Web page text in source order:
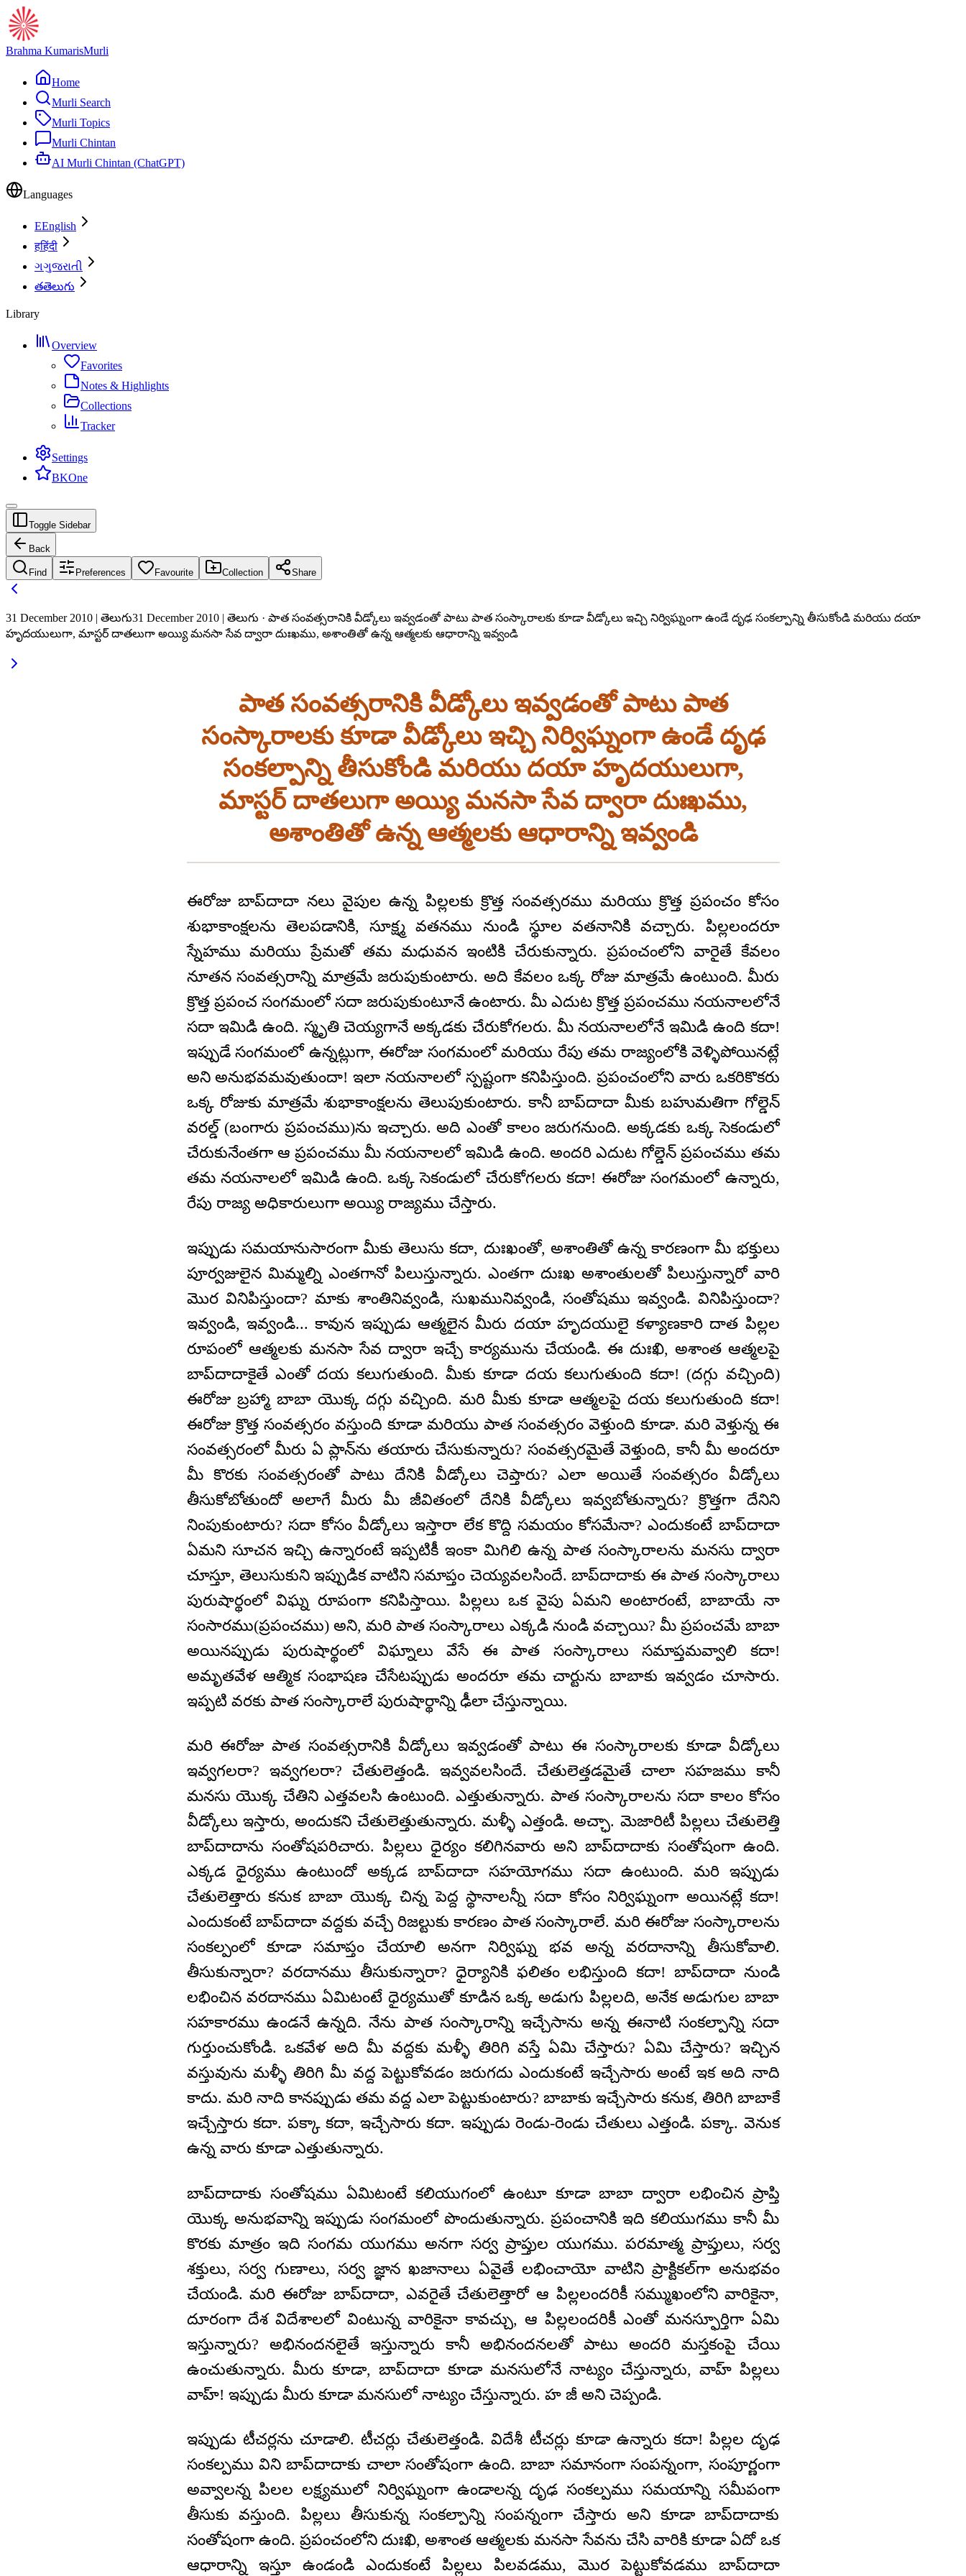
Brahma KumarisMurli
Home
Murli Search
Murli Topics
Murli Chintan
AI Murli Chintan (ChatGPT)
Languages
EEnglish
हहिंदी
ગગુજરાતી
తతెలుగు
Library
Overview
Favorites
Notes & Highlights
Collections
Tracker
Settings
BKOne
Toggle Sidebar
Back
Find Preferences Favourite Collection Share
31 December 2010 | తెలుగు31 December 2010 | తెలుగు · పాత సంవత్సరానికి వీడ్కోలు ఇవ్వడంతో పాటు పాత సంస్కారాలకు కూడా వీడ్కోలు ఇచ్చి నిర్విఘ్నంగా ఉండే దృఢ సంకల్పాన్ని తీసుకోండి మరియు దయా
హృదయులుగా, మాస్టర్‌ దాతలుగా అయ్యి మనసా సేవ ద్వారా దుఃఖము, అశాంతితో ఉన్న ఆత్మలకు ఆధారాన్ని ఇవ్వండి
పాత సంవత్సరానికి వీడ్కోలు ఇవ్వడంతో పాటు పాత
సంస్కారాలకు కూడా వీడ్కోలు ఇచ్చి నిర్విఘ్నంగా ఉండే దృఢ
సంకల్పాన్ని తీసుకోండి మరియు దయా హృదయులుగా,
మాస్టర్‌ దాతలుగా అయ్యి మనసా సేవ ద్వారా దుఃఖము,
అశాంతితో ఉన్న ఆత్మలకు ఆధారాన్ని ఇవ్వండి
ఈరోజు బాప్‌దాదా నలు వైపుల ఉన్న పిల్లలకు క్రొత్త సంవత్సరము మరియు క్రొత్త ప్రపంచం కోసం
శుభాకాంక్షలను తెలపడానికి, సూక్ష్మ వతనము నుండి స్థూల వతనానికి వచ్చారు. పిల్లలందరూ
స్నేహము మరియు ప్రేమతో తమ మధువన ఇంటికి చేరుకున్నారు. ప్రపంచంలోని వారైతే కేవలం
నూతన సంవత్సరాన్ని మాత్రమే జరుపుకుంటారు. అది కేవలం ఒక్క రోజు మాత్రమే ఉంటుంది. మీరు
క్రొత్త ప్రపంచ సంగమంలో సదా జరుపుకుంటూనే ఉంటారు. మీ ఎదుట క్రొత్త ప్రపంచము నయనాలలోనే
సదా ఇమిడి ఉంది. స్మృతి చెయ్యగానే అక్కడకు చేరుకోగలరు. మీ నయనాలలోనే ఇమిడి ఉంది కదా!
ఇప్పుడే సంగమంలో ఉన్నట్లుగా, ఈరోజు సంగమంలో మరియు రేపు తమ రాజ్యంలోకి వెళ్ళిపోయినట్లే
అని అనుభవమవుతుందా! ఇలా నయనాలలో స్పష్టంగా కనిపిస్తుంది. ప్రపంచంలోని వారు ఒకరికొకరు
ఒక్క రోజుకు మాత్రమే శుభాకాంక్షలను తెలుపుకుంటారు. కానీ బాప్‌దాదా మీకు బహుమతిగా గోల్డెన్‌
వరల్డ్‌ (బంగారు ప్రపంచము)ను ఇచ్చారు. అది ఎంతో కాలం జరుగనుంది. అక్కడకు ఒక్క సెకండులో
చేరుకునేంతగా ఆ ప్రపంచము మీ నయనాలలో ఇమిడి ఉంది. అందరి ఎదుట గోల్డెన్‌ ప్రపంచము తమ
తమ నయనాలలో ఇమిడి ఉంది. ఒక్క సెకండులో చేరుకోగలరు కదా! ఈరోజు సంగమంలో ఉన్నారు,
రేపు రాజ్య అధికారులుగా అయ్యి రాజ్యము చేస్తారు.
ఇప్పుడు సమయానుసారంగా మీకు తెలుసు కదా, దుఃఖంతో, అశాంతితో ఉన్న కారణంగా మీ భక్తులు
పూర్వజులైన మిమ్మల్ని ఎంతగానో పిలుస్తున్నారు. ఎంతగా దుఃఖ అశాంతులతో పిలుస్తున్నారో వారి
మొర వినిపిస్తుందా? మాకు శాంతినివ్వండి, సుఖమునివ్వండి, సంతోషము ఇవ్వండి. వినిపిస్తుందా?
ఇవ్వండి, ఇవ్వండి... కావున ఇప్పుడు ఆత్మలైన మీరు దయా హృదయులై కళ్యాణకారి దాత పిల్లల
రూపంలో ఆత్మలకు మనసా సేవ ద్వారా ఇచ్చే కార్యమును చేయండి. ఈ దుఃఖి, అశాంత ఆత్మలపై
బాప్‌దాదాకైతే ఎంతో దయ కలుగుతుంది. మీకు కూడా దయ కలుగుతుంది కదా! (దగ్గు వచ్చింది)
ఈరోజు బ్రహ్మా బాబా యొక్క దగ్గు వచ్చింది. మరి మీకు కూడా ఆత్మలపై దయ కలుగుతుంది కదా!
ఈరోజు క్రొత్త సంవత్సరం వస్తుంది కూడా మరియు పాత సంవత్సరం వెళ్తుంది కూడా. మరి వెళ్తున్న ఈ
సంవత్సరంలో మీరు ఏ ప్లాన్‌ను తయారు చేసుకున్నారు? సంవత్సరమైతే వెళ్తుంది, కానీ మీ అందరూ
మీ కొరకు సంవత్సరంతో పాటు దేనికి వీడ్కోలు చెప్తారు? ఎలా అయితే సంవత్సరం వీడ్కోలు
తీసుకోబోతుందో అలాగే మీరు మీ జీవితంలో దేనికి వీడ్కోలు ఇవ్వబోతున్నారు? క్రొత్తగా దేనిని
నింపుకుంటారు? సదా కోసం వీడ్కోలు ఇస్తారా లేక కొద్ది సమయం కోసమేనా? ఎందుకంటే బాప్‌దాదా
ఏమని సూచన ఇచ్చి ఉన్నారంటే ఇప్పటికీ ఇంకా మిగిలి ఉన్న పాత సంస్కారాలను మనసు ద్వారా
చూస్తూ, తెలుసుకుని ఇప్పుడిక వాటిని సమాప్తం చెయ్యవలసిందే. బాప్‌దాదాకు ఈ పాత సంస్కారాలు
పురుషార్థంలో విఘ్న రూపంగా కనిపిస్తాయి. పిల్లలు ఒక వైపు ఏమని అంటారంటే, బాబాయే నా
సంసారము(ప్రపంచము) అని, మరి పాత సంస్కారాలు ఎక్కడి నుండి వచ్చాయి? మీ ప్రపంచమే బాబా
అయినప్పుడు పురుషార్థంలో విఘ్నాలు వేసే ఈ పాత సంస్కారాలు సమాప్తమవ్వాలి కదా!
అమృతవేళ ఆత్మిక సంభాషణ చేసేటప్పుడు అందరూ తమ చార్టును బాబాకు ఇవ్వడం చూసారు.
ఇప్పటి వరకు పాత సంస్కారాలే పురుషార్థాన్ని ఢీలా చేస్తున్నాయి.
మరి ఈరోజు పాత సంవత్సరానికి వీడ్కోలు ఇవ్వడంతో పాటు ఈ సంస్కారాలకు కూడా వీడ్కోలు
ఇవ్వగలరా? ఇవ్వగలరా? చేతులెత్తండి. ఇవ్వవలసిందే. చేతులెత్తడమైతే చాలా సహజము కానీ
మనసు యొక్క చేతిని ఎత్తవలసి ఉంటుంది. ఎత్తుతున్నారు. పాత సంస్కారాలను సదా కాలం కోసం
వీడ్కోలు ఇస్తారు, అందుకని చేతులెత్తుతున్నారు. మళ్ళీ ఎత్తండి. అచ్ఛా. మెజారిటీ పిల్లలు చేతులెత్తి
బాప్‌దాదాను సంతోషపరిచారు. పిల్లలు ధైర్యం కలిగినవారు అని బాప్‌దాదాకు సంతోషంగా ఉంది.
ఎక్కడ ధైర్యము ఉంటుందో అక్కడ బాప్‌దాదా సహయోగము సదా ఉంటుంది. మరి ఇప్పుడు
చేతులెత్తారు కనుక బాబా యొక్క చిన్న పెద్ద స్థానాలన్నీ సదా కోసం నిర్విఘ్నంగా అయినట్లే కదా!
ఎందుకంటే బాప్‌దాదా వద్దకు వచ్చే రిజల్టుకు కారణం పాత సంస్కారాలే. మరి ఈరోజు సంస్కారాలను
సంకల్పంలో కూడా సమాప్తం చేయాలి అనగా నిర్విఘ్న భవ అన్న వరదానాన్ని తీసుకోవాలి.
తీసుకున్నారా? వరదానము తీసుకున్నారా? ధైర్యానికి ఫలితం లభిస్తుంది కదా! బాప్‌దాదా నుండి
లభించిన వరదానము ఏమిటంటే ధైర్యముతో కూడిన ఒక్క అడుగు పిల్లలది, అనేక అడుగుల బాబా
సహకారము ఉండనే ఉన్నది. నేను పాత సంస్కారాన్ని ఇచ్చేసాను అన్న ఈనాటి సంకల్పాన్ని సదా
గుర్తుంచుకోండి. ఒకవేళ అది మీ వద్దకు మళ్ళీ తిరిగి వస్తే ఏమి చేస్తారు? ఏమి చేస్తారు? ఇచ్చిన
వస్తువును మళ్ళీ తిరిగి మీ వద్ద పెట్టుకోవడం జరుగదు ఎందుకంటే ఇచ్చేసారు అంటే ఇక అది నాది
కాదు. మరి నాది కానప్పుడు తమ వద్ద ఎలా పెట్టుకుంటారు? బాబాకు ఇచ్చేసారు కనుక, తిరిగి బాబాకే
ఇచ్చేస్తారు కదా. పక్కా కదా, ఇచ్చేసారు కదా. ఇప్పుడు రెండు-రెండు చేతులు ఎత్తండి. పక్కా. వెనుక
ఉన్న వారు కూడా ఎత్తుతున్నారు.
బాప్‌దాదాకు సంతోషము ఏమిటంటే కలియుగంలో ఉంటూ కూడా బాబా ద్వారా లభించిన ప్రాప్తి
యొక్క అనుభవాన్ని ఇప్పుడు సంగమంలో పొందుతున్నారు. ప్రపంచానికి ఇది కలియుగము కానీ మీ
కొరకు మాత్రం ఇది సంగమ యుగము అనగా సర్వ ప్రాప్తుల యుగము. పరమాత్మ ప్రాప్తులు, సర్వ
శక్తులు, సర్వ గుణాలు, సర్వ జ్ఞాన ఖజానాలు ఏవైతే లభించాయో వాటిని ప్రాక్టికల్‌గా అనుభవం
చేయండి. మరి ఈరోజు బాప్‌దాదా, ఎవరైతే చేతులెత్తారో ఆ పిల్లలందరికీ సమ్ముఖంలోని వారికైనా,
దూరంగా దేశ విదేశాలలో వింటున్న వారికైనా కావచ్చు, ఆ పిల్లలందరికీ ఎంతో మనస్ఫూర్తిగా ఏమి
ఇస్తున్నారు? అభినందనలైతే ఇస్తున్నారు కానీ అభినందనలతో పాటు అందరి మస్తకంపై చేయి
ఉంచుతున్నారు. మీరు కూడా, బాప్‌దాదా కూడా మనసులోనే నాట్యం చేస్తున్నారు, వాహ్‌ పిల్లలు
వాహ్‌! ఇప్పుడు మీరు కూడా మనసులో నాట్యం చేస్తున్నారు. హ జీ అని చెప్పండి.
ఇప్పుడు టీచర్లను చూడాలి. టీచర్లు చేతులెత్తండి. విదేశీ టీచర్లు కూడా ఉన్నారు కదా! పిల్లల దృఢ
సంకల్పము విని బాప్‌దాదాకు చాలా సంతోషంగా ఉంది. బాబా సమానంగా సంపన్నంగా, సంపూర్ణంగా
అవ్వాలన్న పిలల లక్ష్యములో నిర్విఘ్నంగా ఉండాలన్న దృఢ సంకల్పము సమయాన్ని సమీపంగా
తీసుకు వస్తుంది. పిల్లలు తీసుకున్న సంకల్పాన్ని సంపన్నంగా చేస్తారు అని కూడా బాప్‌దాదాకు
సంతోషంగా ఉంది. ప్రపంచంలోని దుఃఖి, అశాంత ఆత్మలకు మనసా సేవను చేసి వారికి కూడా ఏదో ఒక
ఆధారాన్ని ఇస్తూ ఉండండి ఎందుకంటే పిల్లలు పిలవడము, మొర పెట్టుకోవడము బాప్‌దాదా